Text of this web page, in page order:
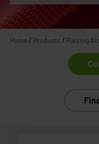
Home / Products / Raising